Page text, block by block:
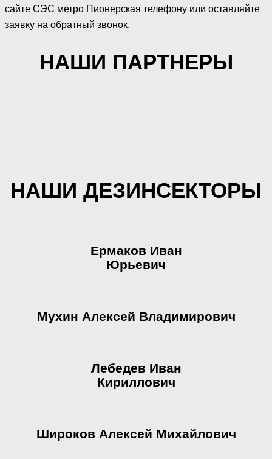
сайте СЭС метро Пионерская телефону или оставляйте
заявку на обратный звонок.
НАШИ ПАРТНЕРЫ
НАШИ ДЕЗИНСЕКТОРЫ
Ермаков Иван
Юрьевич
Мухин Алексей Владимирович
Лебедев Иван
Кириллович
Широков Алексей Михайлович